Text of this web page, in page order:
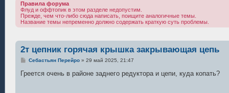
Правила форума
Флуд и оффтопик в этом разделе недопустим.
Прежде, чем что-либо сюда написать, поищите аналогичные темы.
Название темы непременно должно содержать краткую суть проблемы.
2т цепник горячая крышка закрывающая цепь
С
о
Себастьян Перейро» 29 май 2025, 21:47
Греется очень в районе заднего редуктора и цепи, куда копать?